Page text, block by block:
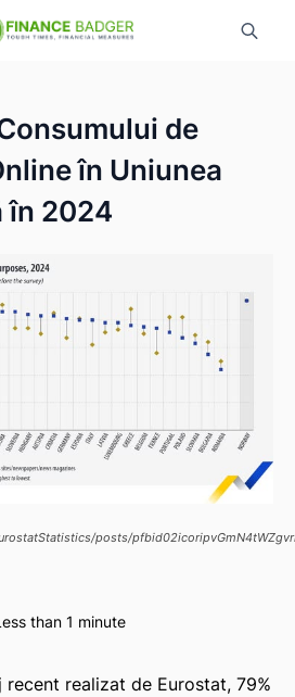
de
în Uniunea
în 2024
posts/
than 1 minute
realizat de Eurostat, 79%